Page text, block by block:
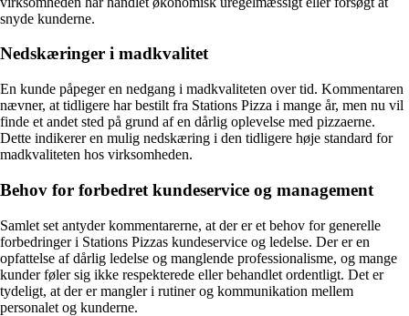
snyde kunderne.
Nedskæringer i madkvalitet
En kunde påpeger en nedgang i madkvaliteten over tid. Kommentaren
nævner, at tidligere har bestilt fra Stations Pizza i mange år, men nu vil
finde et andet sted på grund af en dårlig oplevelse med pizzaerne.
Dette indikerer en mulig nedskæring i den tidligere høje standard for
madkvaliteten hos virksomheden.
Behov for forbedret kundeservice og management
Samlet set antyder kommentarerne, at der er et behov for generelle
forbedringer i Stations Pizzas kundeservice og ledelse. Der er en
opfattelse af dårlig ledelse og manglende professionalisme, og mange
kunder føler sig ikke respekterede eller behandlet ordentligt. Det er
tydeligt, at der er mangler i rutiner og kommunikation mellem
personalet og kunderne.